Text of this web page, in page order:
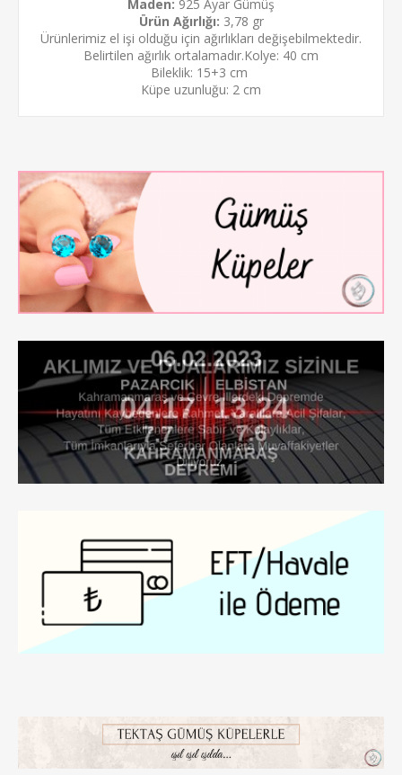
Maden: 925 Ayar Gümüş
Ürün Ağırlığı: 3,78 gr
Ürünlerimiz el işi olduğu için ağırlıkları değişebilmektedir.
Belirtilen ağırlık ortalamadır.Kolye: 40 cm
Bileklik: 15+3 cm
Küpe uzunluğu: 2 cm